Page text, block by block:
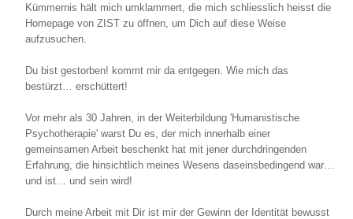
Kümmernis hält mich umklammert, die mich schliesslich heisst die
Homepage von ZIST zu öffnen, um Dich auf diese Weise
aufzusuchen.
Du bist gestorben! kommt mir da entgegen. Wie mich das
bestürzt… erschüttert!
Vor mehr als 30 Jahren, in der Weiterbildung 'Humanistische
Psychotherapie' warst Du es, der mich innerhalb einer
gemeinsamen Arbeit beschenkt hat mit jener durchdringenden
Erfahrung, die hinsichtlich meines Wesens daseinsbedingend war…
und ist… und sein wird!
Durch meine Arbeit mit Dir ist mir der Gewinn der Identität bewusst